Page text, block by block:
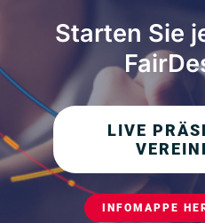
Starten Sie
LIVE
INFOMAPPE